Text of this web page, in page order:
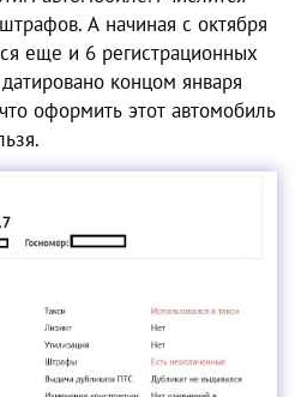
А начиная с октября
еще и 6 регистрационных
концом января
оформить этот автомобиль